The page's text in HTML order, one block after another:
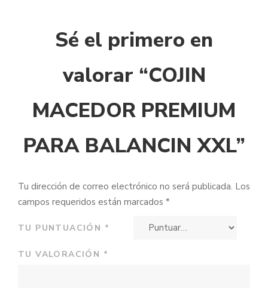
Sé el primero en
valorar “COJIN
MACEDOR PREMIUM
PARA BALANCIN XXL”
Tu dirección de correo electrónico no será publicada. Los
campos requeridos están marcados *
TU PUNTUACIÓN *
TU VALORACIÓN *